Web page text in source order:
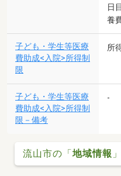
日
養
子ども・学生等医療
費助成<入院>所得制
限
所
子ども・学生等医療
費助成<入院>所得制
限－備考
-
流山市の「地域情報